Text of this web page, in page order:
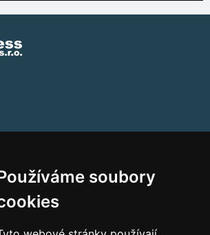
soubory
- Německo